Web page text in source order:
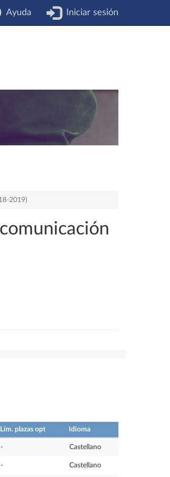
Ayuda Iniciar sesión
2019)
Lím. plazas opt Idioma
- Castellano
- Castellano